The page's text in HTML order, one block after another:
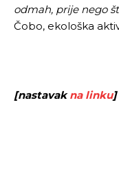
odmah, prije nego
Čobo, ekološka
[nastavakna linku]